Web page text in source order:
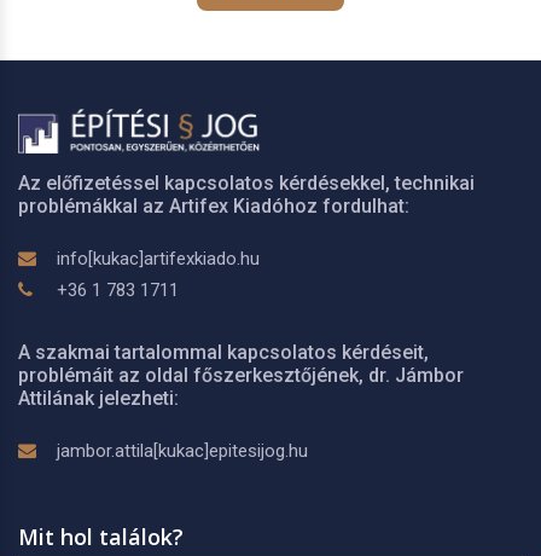
Az előfizetéssel kapcsolatos kérdésekkel, technikai
problémákkal az Artifex Kiadóhoz fordulhat:
info[kukac]artifexkiado.hu
+36 1 783 1711
A szakmai tartalommal kapcsolatos kérdéseit,
problémáit az oldal főszerkesztőjének, dr. Jámbor
Attilának jelezheti:
jambor.attila[kukac]epitesijog.hu
Mit hol találok?